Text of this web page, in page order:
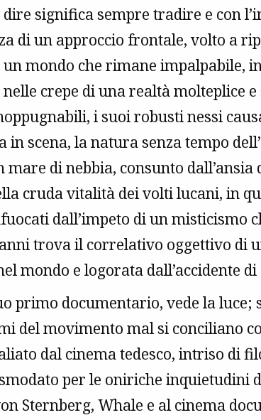
significa sempre tradire e con
di un approccio frontale, volto a
mondo che rimane impalpabile,
crepe di una realtà molteplice e
i suoi robusti nessi
scena, la natura senza tempo
di nebbia, consunto dall’ansia
cruda vitalità dei volti lucani, in
dall’impeto di un misticismo
trova il correlativo oggettivo di
mondo e logorata dall’accidente di
primo documentario, vede la luce;
del movimento mal si conciliano
dal cinema tedesco, intriso di
per le oniriche inquietudini
Sternberg, Whale e al cinema